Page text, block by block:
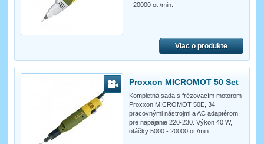
- 20000 ot./min.
Viac o produkte
Proxxon MICROMOT 50 Set
Kompletná sada s frézovacím motorom
Proxxon MICROMOT 50E, 34
pracovnými nástrojmi a AC adaptérom
pre napájanie 220-230. Výkon 40 W,
otáčky 5000 - 20000 ot./min.